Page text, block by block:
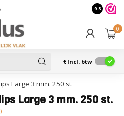
9.3
0
€ Incl. btw
Large 3 mm. 250 st.
Large 3 mm. 250 st.